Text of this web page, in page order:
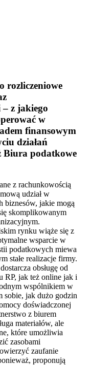
rozliczeniowe
z jakiego
w
finansowym
działań
Biura podatkowe
z rachunkowością
udział w
biznesów, jakie mogą
skomplikowanym
rynku wiąże się z
wsparcie w
podatkowych miewa
stałe realizacje firmy.
obsługę od
RP, jak też online jak i
wspólnikiem w
sobie, jak dużo godzin
doświadczonej
z biurem
materiałów, ale
które umożliwia
zasobami
zaufanie
proponują